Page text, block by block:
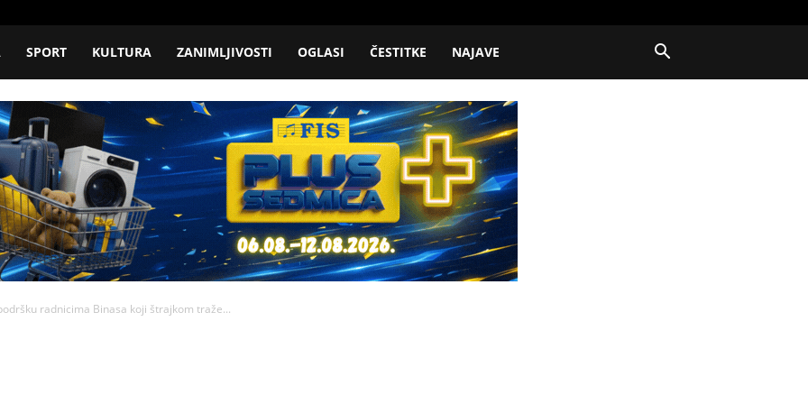
SPORT KULTURA ZANIMLJIVOSTI OGLASI ČESTITKE NAJAVE
radnicima Binasa koji štrajkom traže...